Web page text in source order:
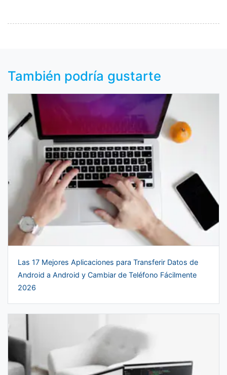
También podría gustarte
Las 17 Mejores Aplicaciones para Transferir Datos de
Android a Android y Cambiar de Teléfono Fácilmente
2026